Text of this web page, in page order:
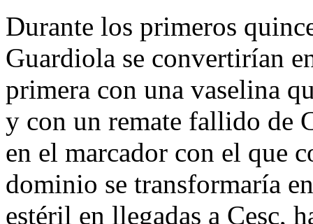
Durante los primeros
Guardiola se convertirían
primera con una vaselina
y con un remate fallido de
en el marcador con el que
dominio se transformaría
estéril en llegadas a Cesc,